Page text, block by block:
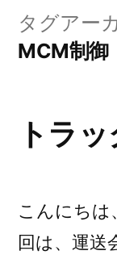
タグアー
MCM制御
トラ
こんにちは
回は、運送